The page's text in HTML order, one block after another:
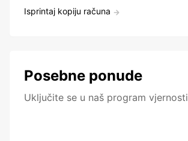
Isprintaj kopiju računa
Posebne ponude
Uključite se u naš program vjernosti